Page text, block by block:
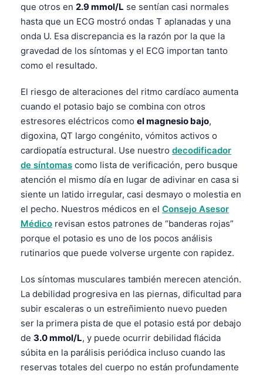
que otros en 2.9 mmol/L se sentían casi normales
hasta que un ECG mostró ondas T aplanadas y una
onda U. Esa discrepancia es la razón por la que la
gravedad de los síntomas y el ECG importan tanto
como el resultado.
El riesgo de alteraciones del ritmo cardíaco aumenta
cuando el potasio bajo se combina con otros
estresores eléctricos como el magnesio bajo,
digoxina, QT largo congénito, vómitos activos o
cardiopatía estructural. Use nuestro decodificador
de síntomas como lista de verificación, pero busque
atención el mismo día en lugar de adivinar en casa si
siente un latido irregular, casi desmayo o molestia en
el pecho. Nuestros médicos en el Consejo Asesor
Médico revisan estos patrones de “banderas rojas”
porque el potasio es uno de los pocos análisis
rutinarios que puede volverse urgente con rapidez.
Los síntomas musculares también merecen atención.
La debilidad progresiva en las piernas, dificultad para
subir escaleras o un estreñimiento nuevo pueden
ser la primera pista de que el potasio está por debajo
de 3.0 mmol/L, y puede ocurrir debilidad flácida
súbita en la parálisis periódica incluso cuando las
reservas totales del cuerpo no están profundamente
മലയാളം
Bahasa Melayu
Tiếng Việt
Tagalog
ไทย
ភាសាខ្មែរ
Kiswahili
አማርኛ
Українська
Català
Қазақ тілі
Hrvatski
كوردی‎
پښتو
سنڌي